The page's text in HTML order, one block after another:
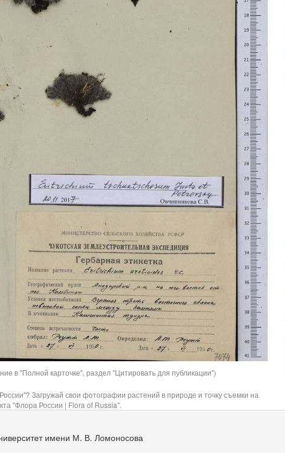
в "Полной карточке", раздел "Цитировать для публикации")
Загружай свои фотографии растений в природе и точку съемки на
"Флора России | Flora of Russia".
имени М. В. Ломоносова